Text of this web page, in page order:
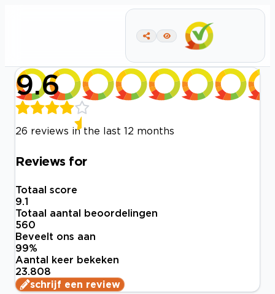
9.6
26 reviews in the last 12 months
Reviews for
Totaal score
9.1
Totaal aantal beoordelingen
560
Beveelt ons aan
99%
Aantal keer bekeken
23.808
schrijf een review